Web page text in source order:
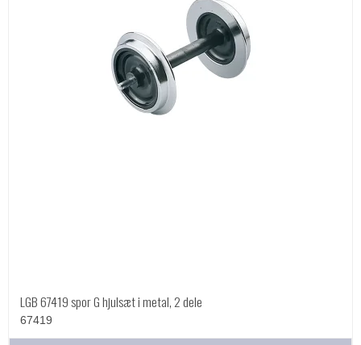
LGB 67419 spor G hjulsæt i metal, 2 dele
67419